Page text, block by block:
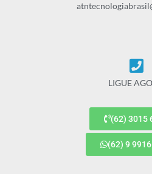
LIGUE
(62) 3015
(62) 9